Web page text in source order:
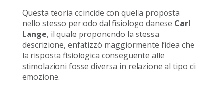
Questa teoria coincide con quella proposta
nello stesso periodo dal fisiologo danese Carl
Lange, il quale proponendo la stessa
descrizione, enfatizzò maggiormente l’idea che
la risposta fisiologica conseguente alle
stimolazioni fosse diversa in relazione al tipo di
emozione.